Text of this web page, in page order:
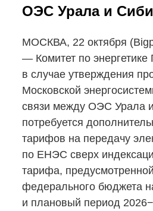
ОЭС Урала и
МОСКВА, 22 октября
— Комитет по энергетике
в случае утверждения
Московской
связи между ОЭС Урала
потребуется
тарифов на передачу
по ЕНЭС сверх
тарифа,
федерального бюджета
и плановый период